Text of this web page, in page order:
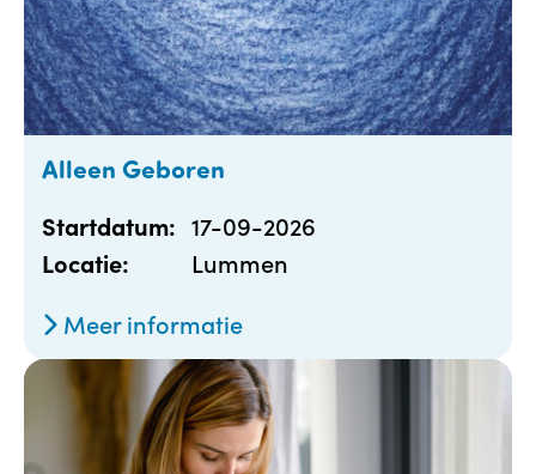
Alleen Geboren
Startdatum: 17-09-2026
Locatie:
Lummen
Meer informatie